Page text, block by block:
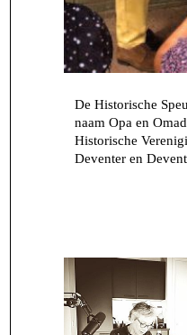
De Historische
naam Opa en
Historische
Deventer en